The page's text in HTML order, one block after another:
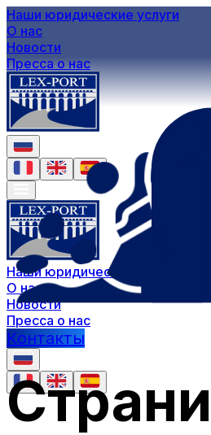
Наши юридические услуги
О нас
Новости
Пресса о нас
Наши юридические услуги
О нас
Новости
Пресса о нас
Контакты